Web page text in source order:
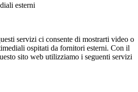
esterni
servizi ci consente di mostrarti video o
ospitati da fornitori esterni. Con il
sito web utilizziamo i seguenti servizi